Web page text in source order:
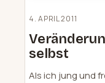
4. APRIL 2011
selbst
Als ich jung und